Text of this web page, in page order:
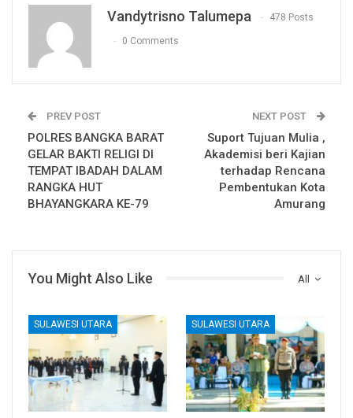
Vandytrisno Talumepa 478 Posts
0 Comments
PREV POST
POLRES BANGKA BARAT
GELAR BAKTI RELIGI DI
TEMPAT IBADAH DALAM
RANGKA HUT
BHAYANGKARA KE-79
NEXT POST
Suport Tujuan Mulia ,
Akademisi beri Kajian
terhadap Rencana
Pembentukan Kota
Amurang
All
You Might Also Like
SULAWESI UTARA SULAWESI UTARA